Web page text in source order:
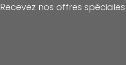
Recevez nos offres spéciales